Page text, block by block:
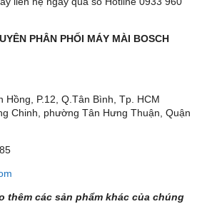
PHÂN PHỐI MÁY MÀI BOSCH
Hồng, P.12, Q.Tân Bình, Tp. HCM
Chinh, phường Tân Hưng Thuận, Quận
thêm các sản phẩm khác của chúng